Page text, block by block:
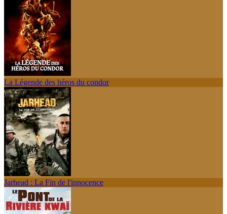
La Légende des héros du condor
Jarhead : La Fin de l'innocence